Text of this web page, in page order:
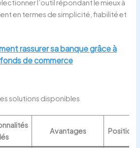
l’outil répondant le mieux à
en termes de simplicité, fiabilité et
rassurer sa banque grâce à
fonds de commerce
solutions disponibles
Avantages